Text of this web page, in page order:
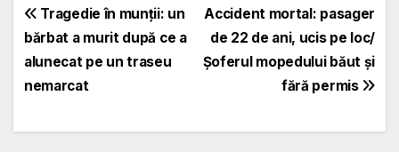
Navigare
în
articole
Accident mortal: pasager
de 22 de ani, ucis pe loc/
Șoferul mopedului băut și
fără permis
Tragedie în munții: un
bărbat a murit după ce a
alunecat pe un traseu
nemarcat